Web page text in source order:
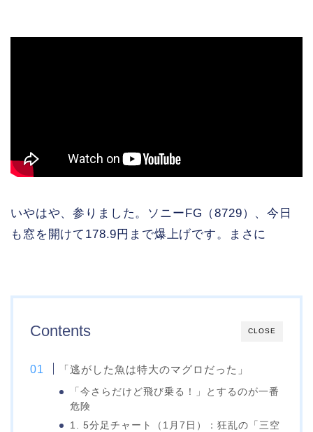
いやはや、参りました。ソニーFG（8729）、今日
も窓を開けて178.9円まで爆上げです。まさに
CLOSE
Contents
「逃がした魚は特大のマグロだった」
「今さらだけど飛び乗る！」とするのが一番
危険
1. 5分足チャート（1月7日）：狂乱の「三空